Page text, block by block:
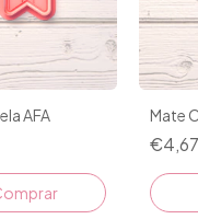
AFA Mate
€4,67